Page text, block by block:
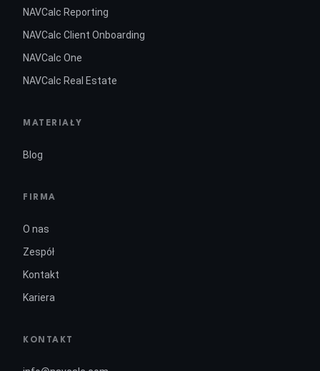
NAVCalc Reporting
NAVCalc Client Onboarding
NAVCalc One
NAVCalc Real Estate
MATERIAŁY
Blog
FIRMA
O nas
Zespół
Kontakt
Kariera
KONTAKT